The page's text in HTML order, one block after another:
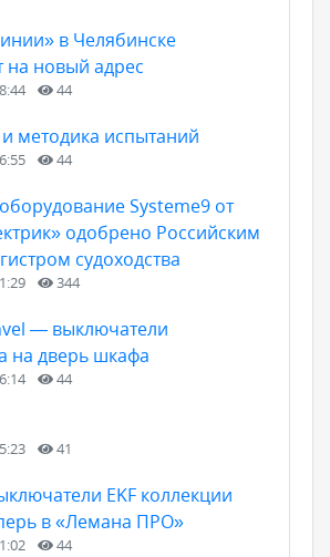
в Челябинске
на новый адрес
44
методика испытаний
44
Systeme9 от
одобрено Российским
судоходства
344
— выключатели
на дверь шкафа
44
41
EKF коллекции
в «Лемана ПРО»
44